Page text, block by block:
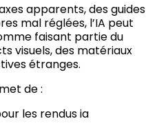
apparents, des guides
mal réglées, l’IA peut
faisant partie du
visuels, des matériaux
étranges.
de :
les rendus ia